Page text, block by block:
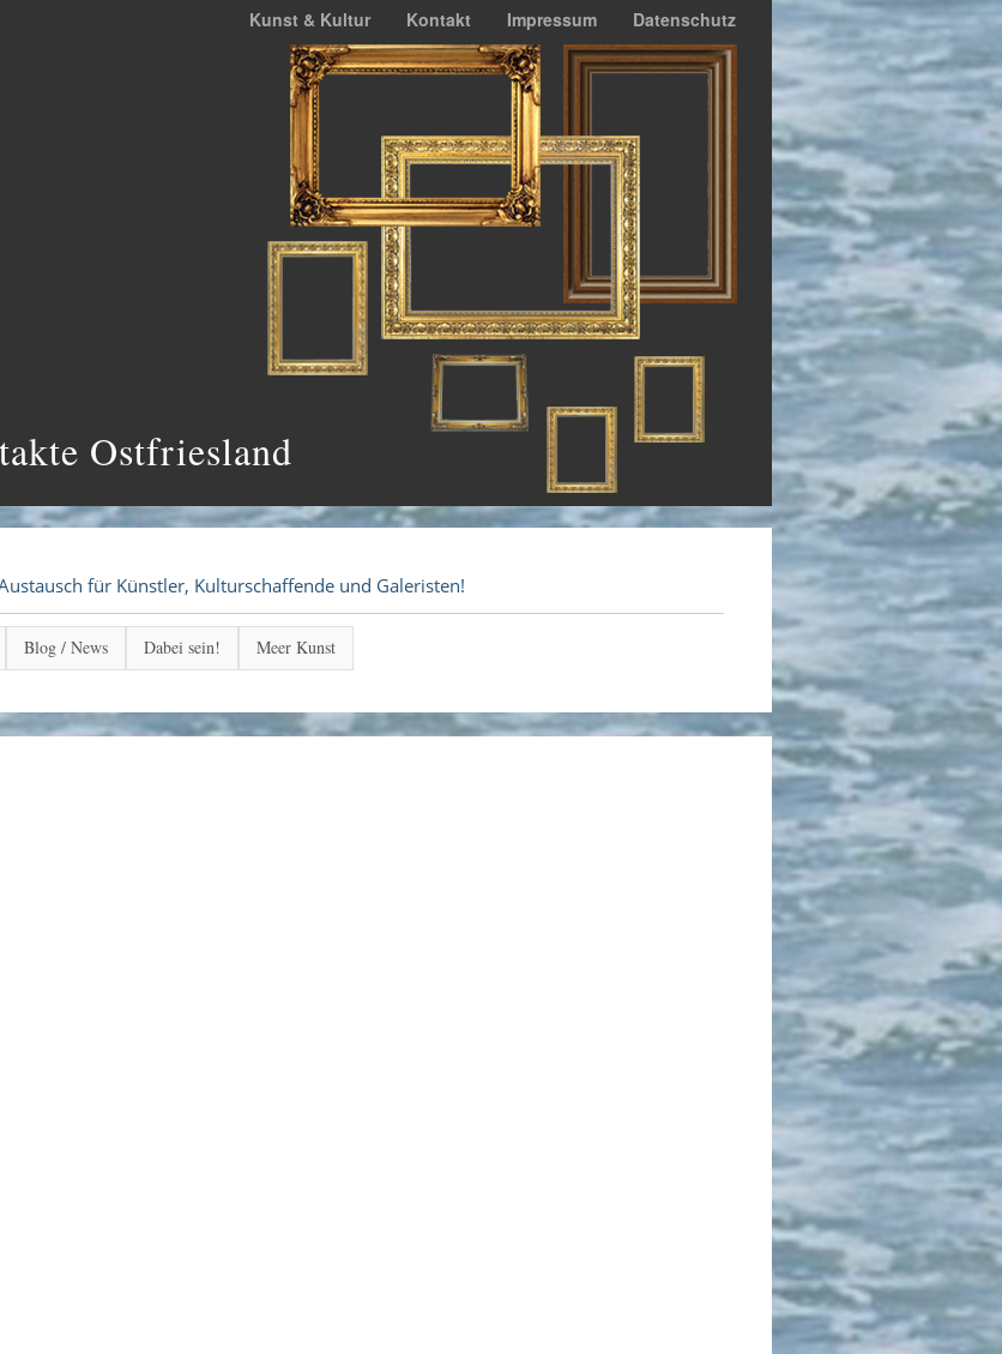
Ostfriesland
Kunst & Kultur Kontakt Impressum Datenschutz
für Künstler, Kulturschaffende und Galeristen!
Blog / News Dabei sein! Meer Kunst